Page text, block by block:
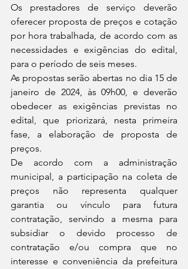
Os prestadores de serviço deverão
oferecer proposta de preços e cotação
por hora trabalhada, de acordo com as
necessidades e exigências do edital,
para o período de seis meses.
As propostas serão abertas no dia 15 de
janeiro de 2024, às 09h00, e deverão
obedecer as exigências previstas no
edital, que priorizará, nesta primeira
fase, a elaboração de proposta de
preços.
De acordo com a administração
municipal, a participação na coleta de
preços não representa qualquer
garantia ou vínculo para futura
contratação, servindo a mesma para
subsidiar o devido processo de
contratação e/ou compra que no
interesse e conveniência da prefeitura